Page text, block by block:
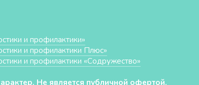
и профилактики»
и профилактики Плюс»
и профилактики «Cодружество»
Не является публичной офертой.